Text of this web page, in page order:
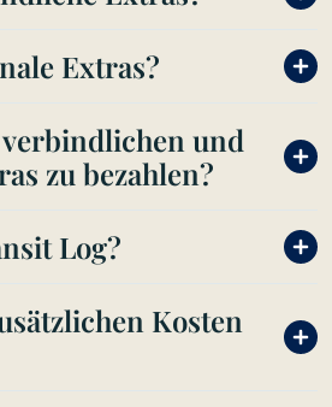
Extras?
und
zu bezahlen?
Log?
Kosten